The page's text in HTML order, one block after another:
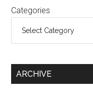
Categories
ARCHIVE